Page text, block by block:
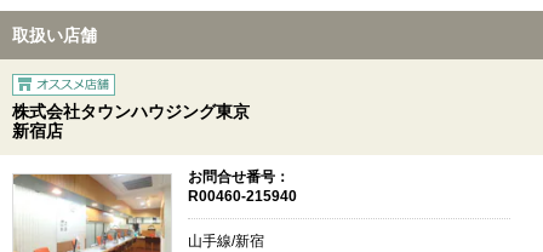
取扱い店舗
株式会社タウンハウジング東京
新宿店
お問合せ番号：
R00460-215940
山手線/新宿